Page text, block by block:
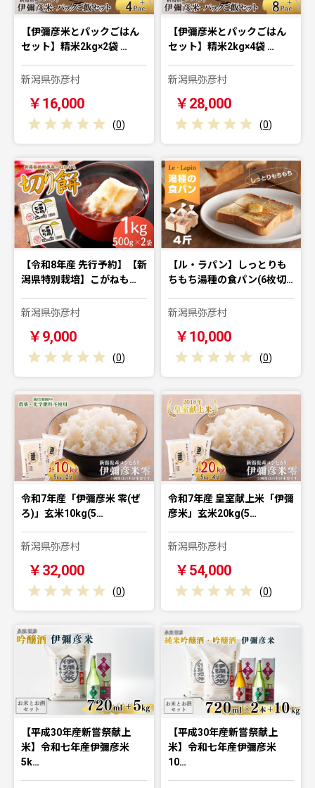
【伊彌彦米とパックごはん
セット】精米2kg×2袋 …
新潟県弥彦村
￥16,000
(0)
【伊彌彦米とパックごはん
セット】精米2kg×4袋 …
新潟県弥彦村
￥28,000
(0)
【令和8年産 先行予約】【新
潟県特別栽培】こがねも…
新潟県弥彦村
￥9,000
(0)
【ル・ラパン】しっとりも
ちもち湯種の食パン(6枚切…
新潟県弥彦村
￥10,000
(0)
令和7年産「伊彌彦米 零(ぜ
ろ)」玄米10kg(5…
新潟県弥彦村
￥32,000
(0)
令和7年産 皇室献上米「伊彌
彦米」玄米20kg(5…
新潟県弥彦村
￥54,000
(0)
【平成30年産新嘗祭献上
米】令和七年産伊彌彦米
5k…
【平成30年産新嘗祭献上
米】令和七年産伊彌彦米
10…